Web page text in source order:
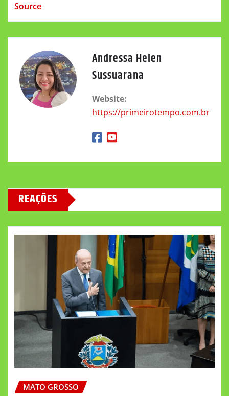
Source
Andressa Helen
Sussuarana
Website:
https://primeirotempo.com.br
REAÇÕES
MATO GROSSO